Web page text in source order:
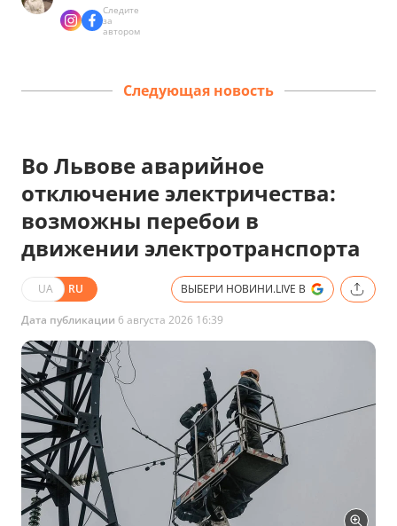
Следите
за
автором
Следующая новость
Во Львове аварийное
отключение электричества:
возможны перебои в
движении электротранспорта
UA RU ВЫБЕРИ НОВИНИ.LIVE В
Дата публикации 6 августа 2026 16:39